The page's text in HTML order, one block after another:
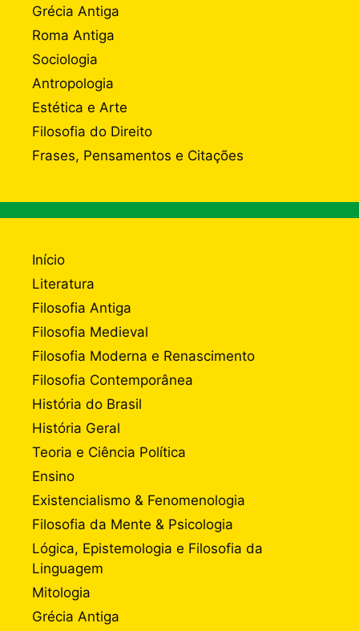
Grécia Antiga
Roma Antiga
Sociologia
Antropologia
Estética e Arte
Filosofia do Direito
Frases, Pensamentos e Citações
Início
Literatura
Filosofia Antiga
Filosofia Medieval
Filosofia Moderna e Renascimento
Filosofia Contemporânea
História do Brasil
História Geral
Teoria e Ciência Política
Ensino
Existencialismo & Fenomenologia
Filosofia da Mente & Psicologia
Lógica, Epistemologia e Filosofia da
Linguagem
Mitologia
Grécia Antiga